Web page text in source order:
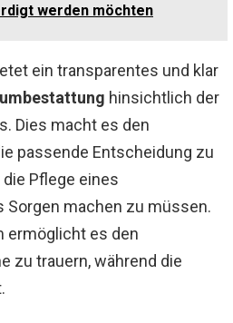
werden möchten
ein transparentes und klar
hinsichtlich der
Dies macht es den
passende Entscheidung zu
Pflege eines
Sorgen machen zu müssen.
ermöglicht es den
zu trauern, während die